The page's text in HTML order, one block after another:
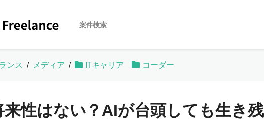
案件検索
ンス / メディア / ITキャリア コーダー
来性はない？AIが台頭しても生き残